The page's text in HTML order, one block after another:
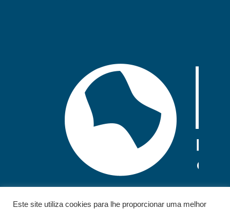
Este site utiliza cookies para lhe proporcionar uma melhor